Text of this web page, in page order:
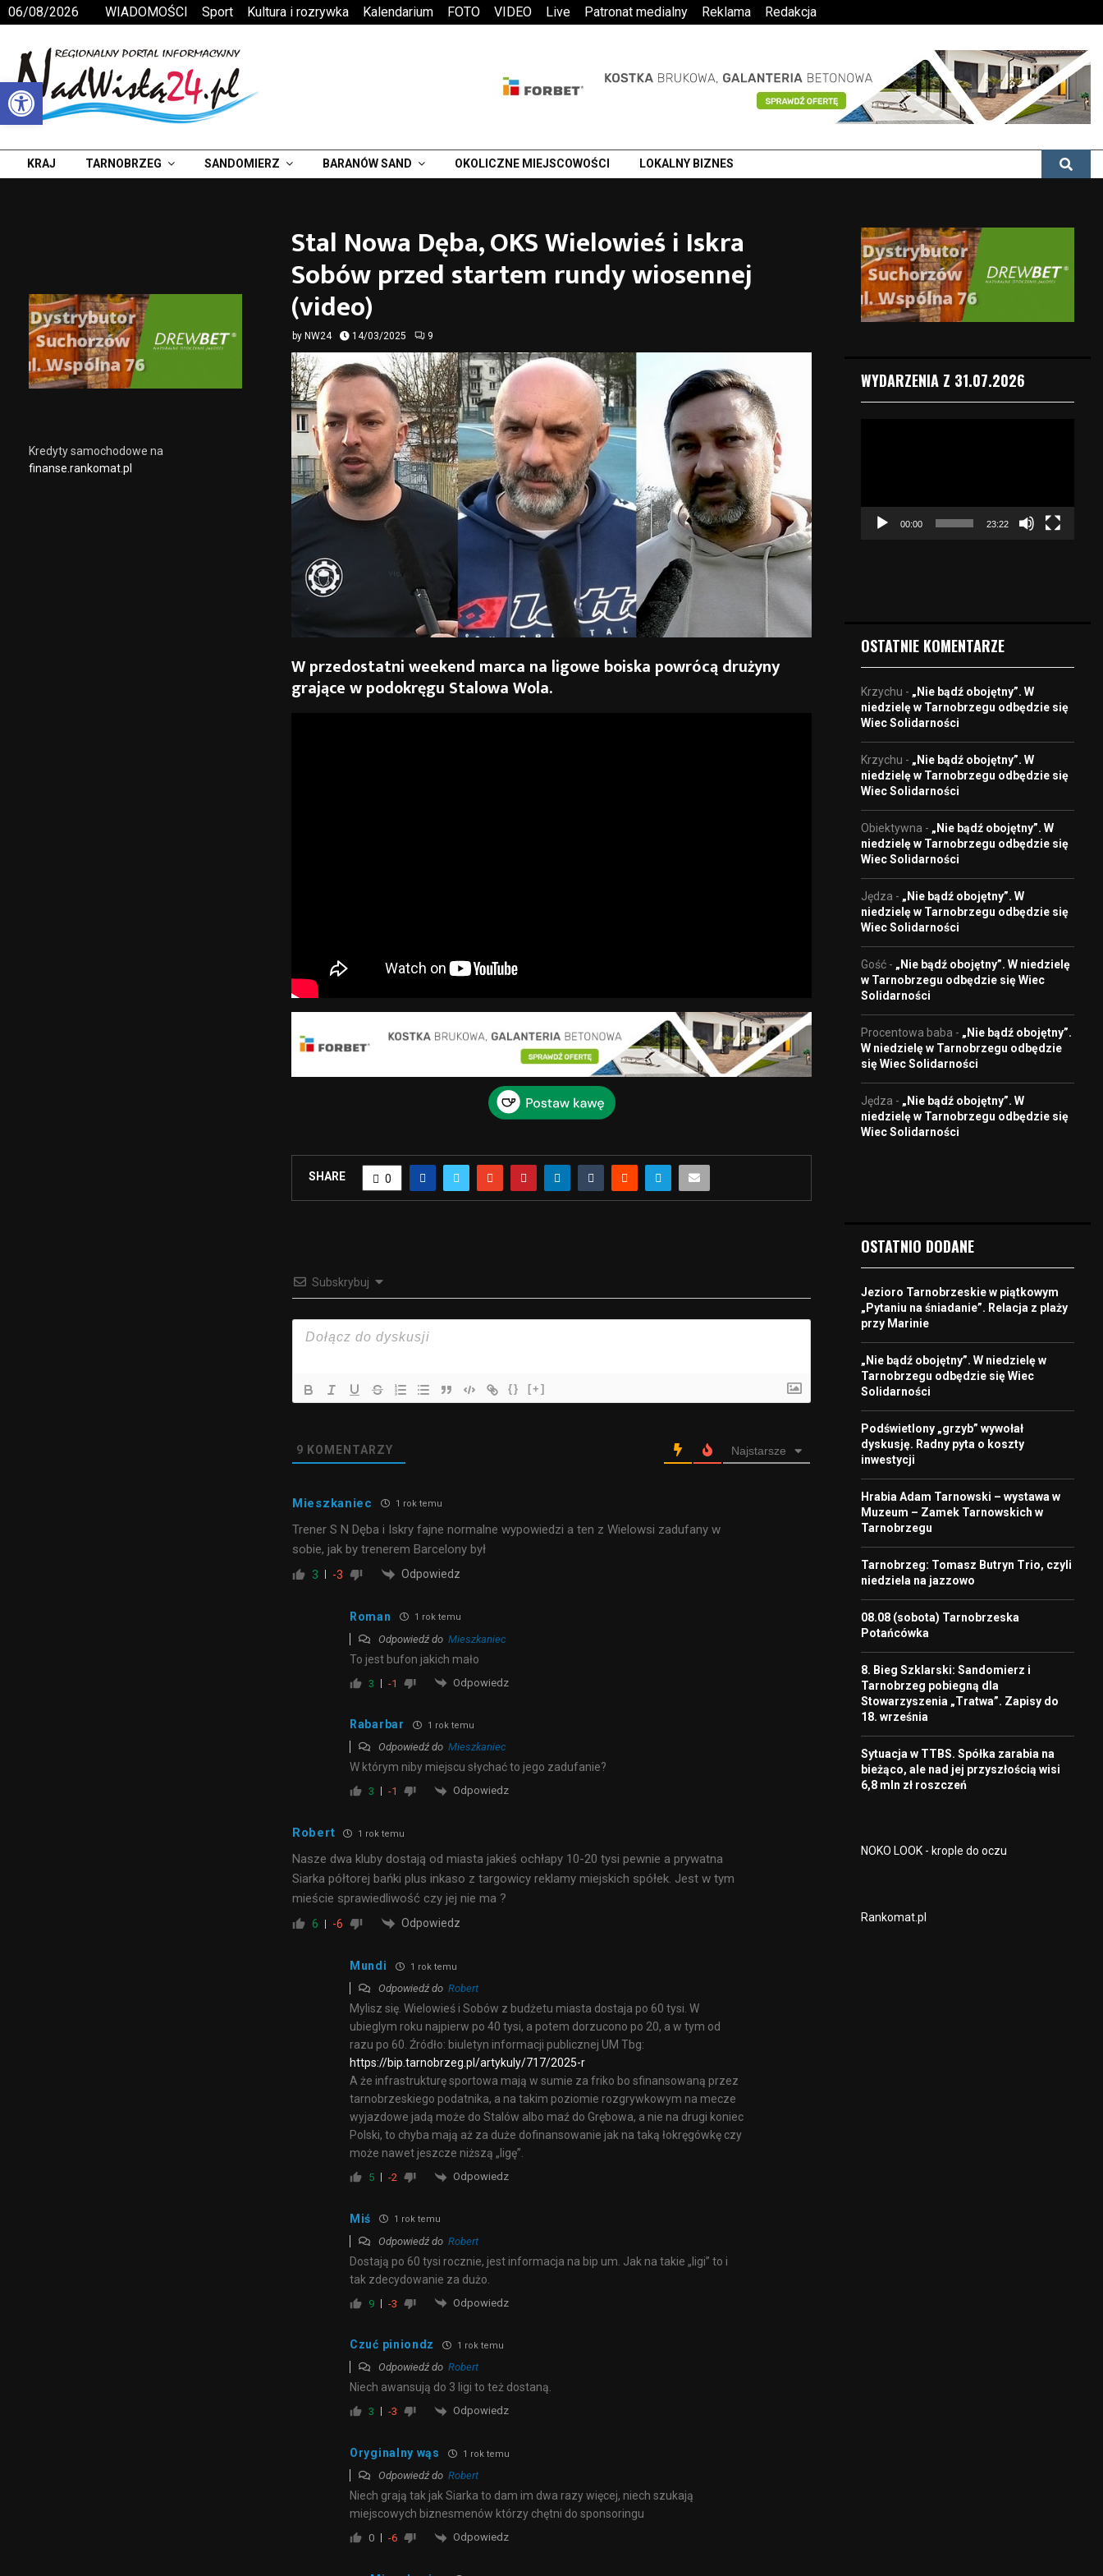
Otwórz pasek narzędzi
06/08/2026 WIADOMOŚCI Sport Kultura i rozrywka Kalendarium FOTO VIDEO Live Patronat medialny Reklama Redakcja
KRAJ TARNOBRZEG SANDOMIERZ BARANÓW SAND OKOLICZNE MIEJSCOWOŚCI LOKALNY BIZNES
Stal Nowa Dęba, OKS Wielowieś i Iskra
Sobów przed startem rundy wiosennej
(video)
by NW24 14/03/2025 9
W przedostatni weekend marca na ligowe boiska powrócą drużyny
grające w podokręgu Stalowa Wola.
SHARE 0
Subskrybuj
{} [+]
9 KOMENTARZY Najstarsze
Mieszkaniec 1 rok temu
Trener S N Dęba i Iskry fajne normalne wypowiedzi a ten z Wielowsi zadufany w
sobie, jak by trenerem Barcelony był
3 -3 Odpowiedz
Roman 1 rok temu
Odpowiedź do Mieszkaniec
To jest bufon jakich mało
3 -1 Odpowiedz
Rabarbar 1 rok temu
Odpowiedź do Mieszkaniec
W którym niby miejscu słychać to jego zadufanie?
3 -1 Odpowiedz
Robert 1 rok temu
Nasze dwa kluby dostają od miasta jakieś ochłapy 10-20 tysi pewnie a prywatna
Siarka półtorej bańki plus inkaso z targowicy reklamy miejskich spółek. Jest w tym
mieście sprawiedliwość czy jej nie ma ?
6 -6 Odpowiedz
Mundi 1 rok temu
Odpowiedź do Robert
Mylisz się. Wielowieś i Sobów z budżetu miasta dostaja po 60 tysi. W
ubieglym roku najpierw po 40 tysi, a potem dorzucono po 20, a w tym od
razu po 60. Źródło: biuletyn informacji publicznej UM Tbg:
https://bip.tarnobrzeg.pl/artykuly/717/2025-r
A że infrastrukturę sportowa mają w sumie za friko bo sfinansowaną przez
tarnobrzeskiego podatnika, a na takim poziomie rozgrywkowym na mecze
wyjazdowe jadą może do Stalów albo maź do Grębowa, a nie na drugi koniec
Polski, to chyba mają aż za duże dofinansowanie jak na taką łokręgówkę czy
może nawet jeszcze niższą „ligę”.
5 -2 Odpowiedz
Miś 1 rok temu
Odpowiedź do Robert
Dostają po 60 tysi rocznie, jest informacja na bip um. Jak na takie „ligi” to i
tak zdecydowanie za dużo.
9 -3 Odpowiedz
Czuć piniondz 1 rok temu
Odpowiedź do Robert
Niech awansują do 3 ligi to też dostaną.
3 -3 Odpowiedz
Oryginalny wąs 1 rok temu
Odpowiedź do Robert
Niech grają tak jak Siarka to dam im dwa razy więcej, niech szukają
miejscowych biznesmenów którzy chętni do sponsoringu
0 -6 Odpowiedz
Kredyty samochodowe na
finanse.rankomat.pl
WYDARZENIA Z 31.07.2026
e
o
00:00 23:22
OSTATNIE KOMENTARZE
Krzychu - „Nie bądź obojętny”. W
niedzielę w Tarnobrzegu odbędzie się
Wiec Solidarności
Krzychu - „Nie bądź obojętny”. W
niedzielę w Tarnobrzegu odbędzie się
Wiec Solidarności
Obiektywna - „Nie bądź obojętny”. W
niedzielę w Tarnobrzegu odbędzie się
Wiec Solidarności
Jędza - „Nie bądź obojętny”. W
niedzielę w Tarnobrzegu odbędzie się
Wiec Solidarności
Gość - „Nie bądź obojętny”. W niedzielę
w Tarnobrzegu odbędzie się Wiec
Solidarności
Procentowa baba - „Nie bądź obojętny”.
W niedzielę w Tarnobrzegu odbędzie
się Wiec Solidarności
Jędza - „Nie bądź obojętny”. W
niedzielę w Tarnobrzegu odbędzie się
Wiec Solidarności
OSTATNIO DODANE
Jezioro Tarnobrzeskie w piątkowym
„Pytaniu na śniadanie”. Relacja z plaży
przy Marinie
„Nie bądź obojętny”. W niedzielę w
Tarnobrzegu odbędzie się Wiec
Solidarności
Podświetlony „grzyb” wywołał
dyskusję. Radny pyta o koszty
inwestycji
Hrabia Adam Tarnowski – wystawa w
Muzeum – Zamek Tarnowskich w
Tarnobrzegu
Tarnobrzeg: Tomasz Butryn Trio, czyli
niedziela na jazzowo
08.08 (sobota) Tarnobrzeska
Potańcówka
8. Bieg Szklarski: Sandomierz i
Tarnobrzeg pobiegną dla
Stowarzyszenia „Tratwa”. Zapisy do
18. września
Sytuacja w TTBS. Spółka zarabia na
bieżąco, ale nad jej przyszłością wisi
6,8 mln zł roszczeń
NOKO LOOK - krople do oczu
Rankomat.pl